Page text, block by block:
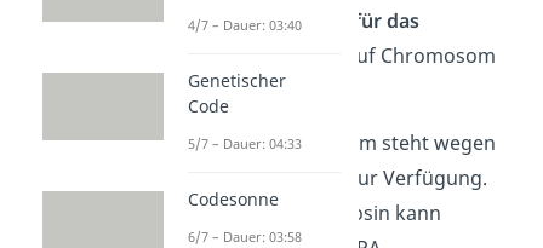
Mutation des Gens für das
auf Chromosom
11.
Das Tyrosinase-Enzym steht wegen
der Mutation nicht zur Verfügung.
Die Aminosäure Tyrosin kann
4/7 – Dauer: 03:40
Genetischer
Code
5/7 – Dauer: 04:33
Codesonne
6/7 – Dauer: 03:58